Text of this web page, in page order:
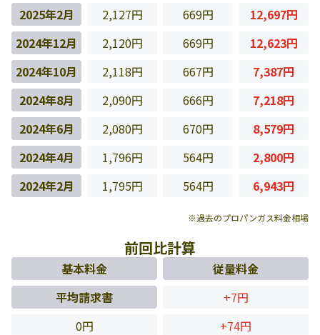
2025年2月
2,127円 669円
12,697円
2024年12月
2,120円 669円
12,623円
2024年10月
2,118円 667円
7,387円
2024年8月
2,090円 666円
7,218円
2024年6月
2,080円 670円
8,579円
2024年4月
1,796円 564円
2,800円
2024年2月
1,795円 564円 6,943円
※過去のプロパンガス料金相場
前回比計算
基本料金
従量料金
平均請求書
+7円
0円
+74円